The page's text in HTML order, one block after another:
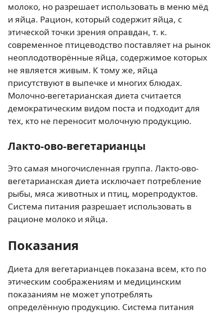
молоко, но разрешает использовать в меню мёд
и яйца. Рацион, который содержит яйца, с
этической точки зрения оправдан, т. к.
современное птицеводство поставляет на рынок
неоплодотворённые яйца, содержимое которых
не является живым. К тому же, яйца
присутствуют в выпечке и многих блюдах.
Молочно-вегетарианская диета считается
демократическим видом поста и подходит для
тех, кто не переносит молочную продукцию.
Лакто-ово-вегетарианцы
Это самая многочисленная группа. Лакто-ово-
вегетарианская диета исключает потребление
рыбы, мяса животных и птиц, морепродуктов.
Система питания разрешает использовать в
рационе молоко и яйца.
Показания
Диета для вегетарианцев показана всем, кто по
этическим соображениям и медицинским
показаниям не может употреблять
определённую продукцию. Система питания